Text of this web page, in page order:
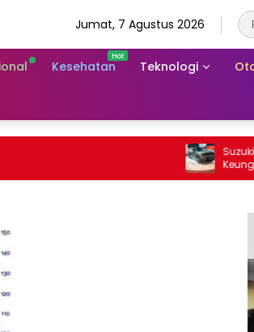
Jumat, 7 Agustus 2026
Kesehatan Teknologi
Suzuki e-